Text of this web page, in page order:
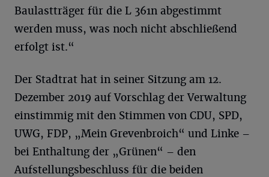
Baulastträger für die L 361n abgestimmt
werden muss, was noch nicht abschließend
erfolgt ist.“
Der Stadtrat hat in seiner Sitzung am 12.
Dezember 2019 auf Vorschlag der Verwaltung
einstimmig mit den Stimmen von CDU, SPD,
UWG, FDP, „Mein Grevenbroich“ und Linke –
bei Enthaltung der „Grünen“ – den
Aufstellungsbeschluss für die beiden